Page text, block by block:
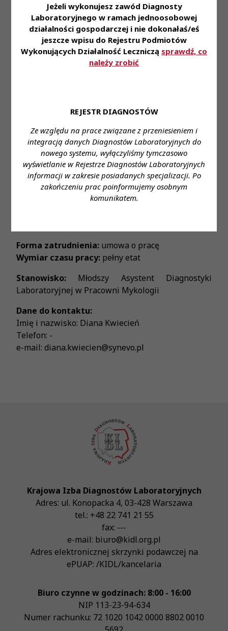
Jeżeli wykonujesz zawód Diagnosty
Laboratoryjnego w ramach jednoosobowej
działalności gospodarczej i nie dokonałaś/eś
jeszcze wpisu do Rejestru Podmiotów
Wykonujących Działalność Leczniczą sprawdź, co
należy zrobić
REJESTR DIAGNOSTÓW
Ze względu na prace związane z przeniesieniem i
integracją danych Diagnostów Laboratoryjnych do
nowego systemu, wyłączyliśmy tymczasowo
wyświetlanie w Rejestrze Diagnostów Laboratoryjnych
informacji w zakresie posiadanych specjalizacji. Po
zakończeniu prac poinformujemy osobnym
komunikatem.
• Perspektywę awansu w ramach struktur
wewnętrznych;
• Pracę w nowej komfortowej i bezpiecznej
przestrzeni;
• Doskonałą atmosferę każdego dnia.
Zapraszamy do aplikowania na wybraną ofertę
przez link:
APLIKUJ
Miejsce zatrudnienia:Gdańsk, ul. Piekarnicza 16c
Wymagane wykształcenie:wykształcenie wyższe
kierunkowe; czynne prawo wykonywania zawodu
Forma zatrudnienia: umowa o pracę
Wymiar czasu pracy: pełny etat
Stanowisko: Młodszy Asystent Diagnostyki
Laboratoryjnej w Pracowni Mykologii
Dane do kontaktu:
Imię i nazwisko: Diana Kwiecień
Telefon: -
e-mail: diana.kwiecien@synevo.pl
Krajowa Izba Diagnostów Laboratoryjnych
Adres: ul. Konopacka 4, 03-428 Warszawa
tel.: +48 22 741 21 55
fax: ---
e-mail: biuro@kidl.org.pl
Adres elektronicznej skrzynki podawczej na
ePUAP: /KIDL/kancelaria
Biuro czynne w godzinach: 8:00 - 16:00
NIP 113-23-94-634
Numer rachunku: 72 1020 1042 0000 8802 0010